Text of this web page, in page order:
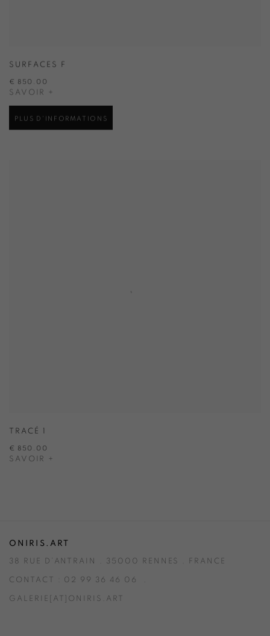
SURFACES F
€ 850.00
SAVOIR +
PLUS D'INFORMATIONS
TRACÉ 1
€ 850.00
SAVOIR +
ONIRIS.ART
38 RUE D’ANTRAIN . 35000 RENNES . FRANCE
CONTACT : 02 99 36 46 06 .
GALERIE[AT]ONIRIS.ART